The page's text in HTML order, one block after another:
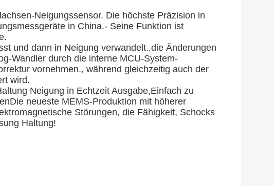
Neigungssensor. Die höchste Präzision in
in China.- Seine Funktion ist
und dann in Neigung verwandelt.,die Änderungen
Wandler durch die interne MCU-System-
vornehmen., während gleichzeitig auch der
wird.
Neigung in Echtzeit Ausgabe,Einfach zu
Die neueste MEMS-Produktion mit höherer
Störungen, die Fähigkeit, Schocks
Haltung!